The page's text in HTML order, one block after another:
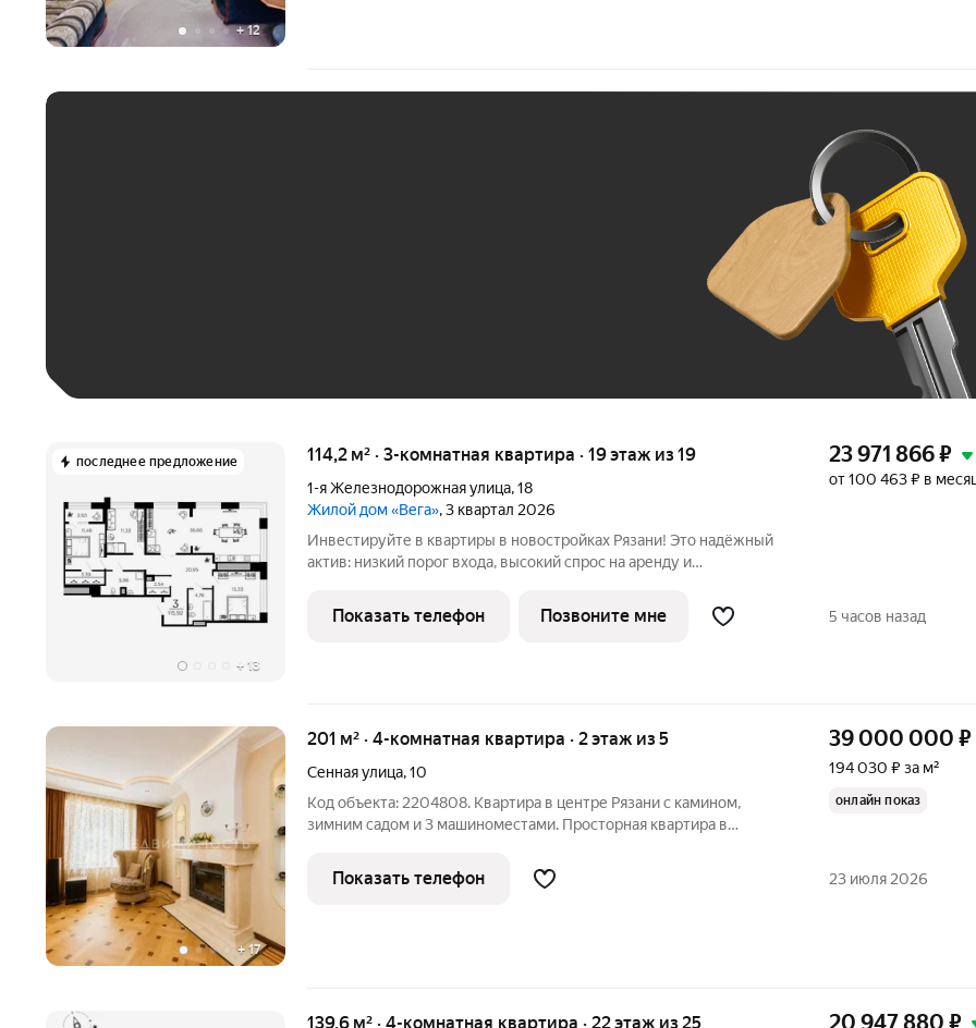
+12
последнее предложение
+ 13
114,2 м² · 3-комнатная квартира · 19 этаж из 19
1-я Железнодорожная улица,18
Жилой дом «Вега», 3 квартал 2026
Инвестируйте в квартиры в новостройках Рязани! Это надёжный
актив: низкий порог входа, высокий спрос на аренду и
дом «Вега» это сочетание всех необходимых деталей.
Пространство с
23 971 866₽
от 100 463 ₽ в
Показать телефон Позвоните мне 5 часов назад
+17
201 м² · 4-комнатная квартира · 2 этаж из 5
Сенная улица,10
Код объекта: 2204808. Квартира в центре Рязани с камином,
зимним садом и 3 машиноместами. Просторная квартира в
большую площадь, приватность, тишину и уровень отделки,
который редко
39 000 000 ₽
194 030 ₽ за м²
онлайн показ
Показать телефон 23 июля 2026
139,6 м² · 4-комнатная квартира · 22 этаж из 25 20 947 880 ₽